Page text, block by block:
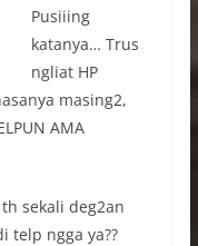
Pusiiing
katanya… Trus
ngliat HP
masing2,
AMA
sekali deg2an
telp ngga ya??